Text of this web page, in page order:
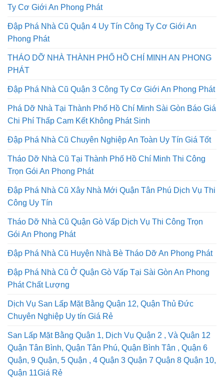
Ty Cơ Giới An Phong Phát
Đập Phá Nhà Cũ Quận 4 Uy Tín Công Ty Cơ Giới An
Phong Phát
THÁO DỠ NHÀ THÀNH PHỐ HỒ CHÍ MINH AN PHONG
PHÁT
Đập Phá Nhà Cũ Quận 3 Công Ty Cơ Giới An Phong Phát
Phá Dỡ Nhà Tại Thành Phố Hồ Chí Minh Sài Gòn Báo Giá
Chi Phí Thấp Cam Kết Không Phát Sinh
Đập Phá Nhà Cũ Chuyên Nghiệp An Toàn Uy Tín Giá Tốt
Tháo Dỡ Nhà Cũ Tại Thành Phố Hồ Chí Minh Thi Công
Trọn Gói An Phong Phát
Đập Phá Nhà Cũ Xây Nhà Mới Quận Tân Phú Dịch Vụ Thi
Công Uy Tín
Tháo Dỡ Nhà Cũ Quận Gò Vấp Dịch Vụ Thi Công Trọn
Gói An Phong Phát
Đập Phá Nhà Cũ Huyện Nhà Bè Tháo Dỡ An Phong Phát
Đập Phá Nhà Cũ Ở Quận Gò Vấp Tại Sài Gòn An Phong
Phát Chất Lượng
Dịch Vụ San Lấp Mặt Bằng Quận 12, Quận Thủ Đức
Chuyên Nghiệp Uy tín Giá Rẻ
San Lấp Mặt Bằng Quận 1, Dịch Vụ Quận 2 , Và Quận 12
Quận Tân Bình, Quận Tân Phú, Quận Bình Tân , Quận 6
Quận, 9 Quận, 5 Quận , 4 Quận 3 Quận 7 Quận 8 Quận 10,
Quận 11Giá Rẻ